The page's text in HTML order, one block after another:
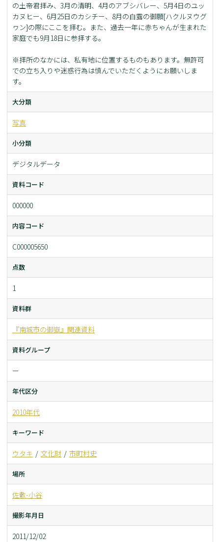
の土帝君拝み、3月の清明、4月のアブシバレー、5月4日のユッ
カヌヒー、6月25日のカシチー、8月の白露の御願[ハクルヌウグ
ヮン]の際にここを拝む。また、過去一年に赤ちゃんが生まれた
家庭でも9月18日に参拝する。
※拝所のなかには、私有地に位置するものもあります。無許可
での立ち入りや迷惑行為は慎んでいただくようにお願いしま
す。
大分類
写真
小分類
デジタルデータ
資料コード
000000
内容コード
C000005650
点数
1
資料群
『南城市の御嶽』関連資料
資料グループ
ー
年代区分
2010年代
キーワード
ウタキ 文化財 市町村史
場所
佐敷-小谷
撮影年月日
2011/12/02